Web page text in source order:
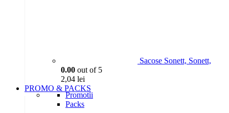
Sacose Sonett, Sonett,
0.00 out of 5
2,04 lei
PROMO & PACKS
Promotii
Packs